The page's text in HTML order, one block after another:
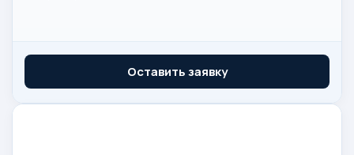
Оставить заявку